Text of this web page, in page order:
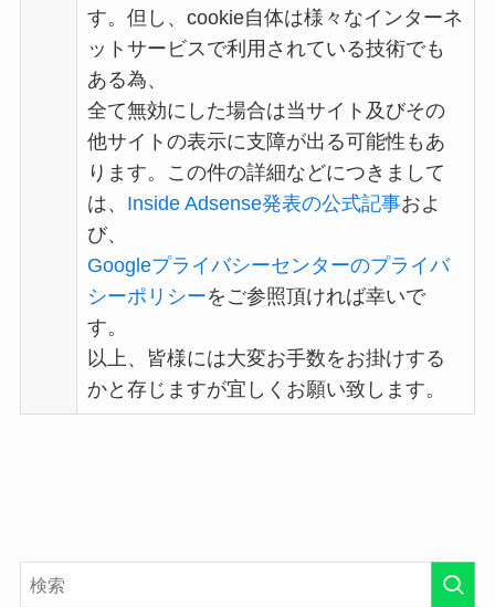
す。但し、cookie自体は様々なインターネ
ットサービスで利用されている技術でも
ある為、
全て無効にした場合は当サイト及びその
他サイトの表示に支障が出る可能性もあ
ります。この件の詳細などにつきまして
は、 Inside Adsense発表の公式記事およ
び、
Googleプライバシーセンターのプライバ
シーポリシーをご参照頂ければ幸いで
す。
以上、皆様には大変お手数をお掛けする
かと存じますが宜しくお願い致します。